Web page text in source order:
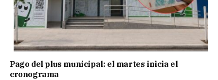
Pago del plus municipal: el martes inicia el
cronograma